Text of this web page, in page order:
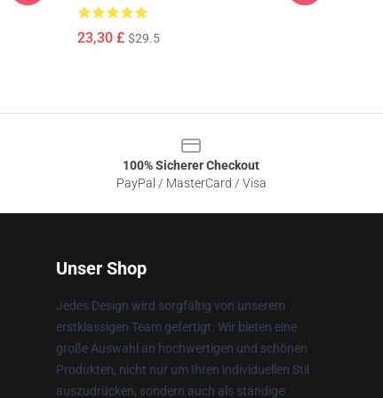
23,30 £ $29.5
100% Sicherer Checkout
PayPal / MasterCard / Visa
Unser Shop
Jedes Design wird sorgfältig von unserem
erstklassigen Team gefertigt. Wir bieten eine
große Auswahl an hochwertigen und schönen
Produkten, nicht nur um Ihren individuellen Stil
auszudrücken, sondern auch als ständige